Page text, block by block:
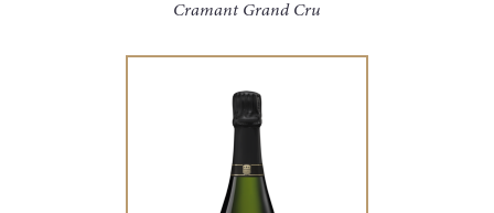
Cramant Grand Cru